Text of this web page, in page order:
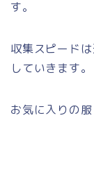
す。
収集スピード
していきます。
お気に入りの